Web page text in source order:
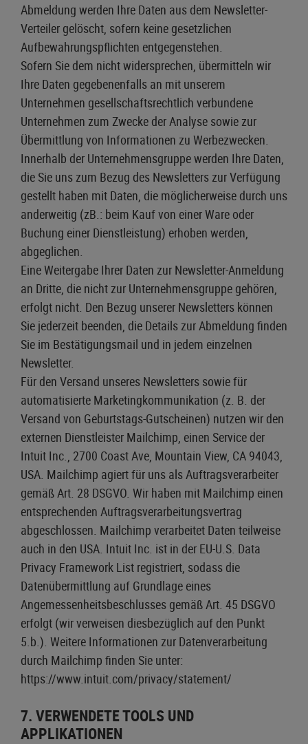
Abmeldung werden Ihre Daten aus dem Newsletter-
Verteiler gelöscht, sofern keine gesetzlichen
Aufbewahrungspflichten entgegenstehen.
Sofern Sie dem nicht widersprechen, übermitteln wir
Ihre Daten gegebenenfalls an mit unserem
Unternehmen gesellschaftsrechtlich verbundene
Unternehmen zum Zwecke der Analyse sowie zur
Übermittlung von Informationen zu Werbezwecken.
Innerhalb der Unternehmensgruppe werden Ihre Daten,
die Sie uns zum Bezug des Newsletters zur Verfügung
gestellt haben mit Daten, die möglicherweise durch uns
anderweitig (zB.: beim Kauf von einer Ware oder
Buchung einer Dienstleistung) erhoben werden,
abgeglichen.
Eine Weitergabe Ihrer Daten zur Newsletter-Anmeldung
an Dritte, die nicht zur Unternehmensgruppe gehören,
erfolgt nicht. Den Bezug unserer Newsletters können
Sie jederzeit beenden, die Details zur Abmeldung finden
Sie im Bestätigungsmail und in jedem einzelnen
Newsletter.
Für den Versand unseres Newsletters sowie für
automatisierte Marketingkommunikation (z. B. der
Versand von Geburtstags-Gutscheinen) nutzen wir den
externen Dienstleister Mailchimp, einen Service der
Intuit Inc., 2700 Coast Ave, Mountain View, CA 94043,
USA. Mailchimp agiert für uns als Auftragsverarbeiter
gemäß Art. 28 DSGVO. Wir haben mit Mailchimp einen
entsprechenden Auftragsverarbeitungsvertrag
abgeschlossen. Mailchimp verarbeitet Daten teilweise
auch in den USA. Intuit Inc. ist in der EU-U.S. Data
Privacy Framework List registriert, sodass die
Datenübermittlung auf Grundlage eines
Angemessenheitsbeschlusses gemäß Art. 45 DSGVO
erfolgt (wir verweisen diesbezüglich auf den Punkt
5.b.). Weitere Informationen zur Datenverarbeitung
durch Mailchimp finden Sie unter:
https://www.intuit.com/privacy/statement/
7. VERWENDETE TOOLS UND
APPLIKATIONEN